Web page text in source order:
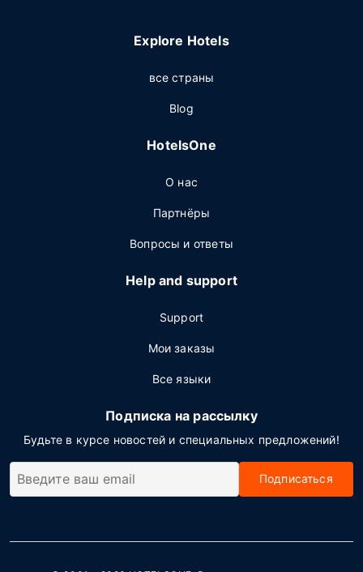
Explore Hotels
все страны
Blog
HotelsOne
О нас
Партнёры
Вопросы и ответы
Help and support
Support
Мои заказы
Все языки
Подписка на рассылку
Будьте в курсе новостей и специальных предложений!
Подписаться